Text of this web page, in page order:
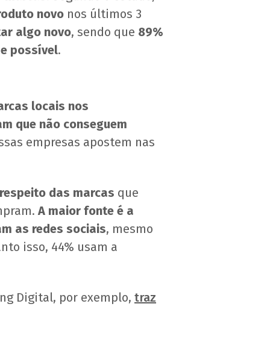
novo nos últimos 3
algo novo, sendo que 89%
possível.
locais nos
que não conseguem
empresas apostem nas
das marcas que
A maior fonte é a
as redes sociais, mesmo
isso, 44% usam a
Digital, por exemplo, traz